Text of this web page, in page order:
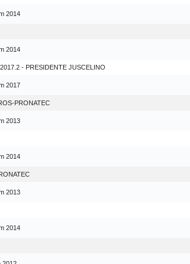
2014
2014
- PRESIDENTE JUSCELINO
2017
PRONATEC
2013
2014
2013
2014